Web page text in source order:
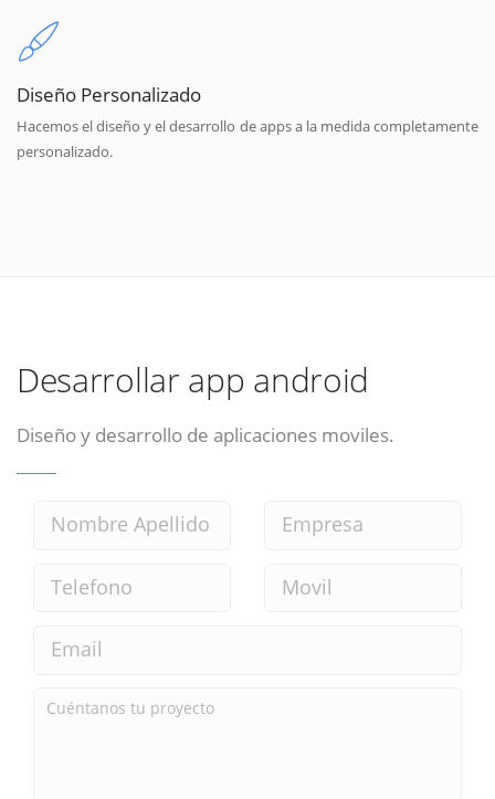
Diseño Personalizado
Hacemos el diseño y el desarrollo de apps a la medida completamente
personalizado.
Desarrollar app android
Diseño y desarrollo de aplicaciones moviles.